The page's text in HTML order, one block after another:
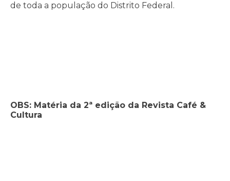
de toda a população do Distrito Federal.
OBS: Matéria da 2ª edição da Revista Café &
Cultura